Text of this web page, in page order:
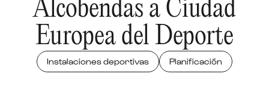
Alcobendas a Ciudad
Europea del Deporte
Instalaciones deportivas Planificación